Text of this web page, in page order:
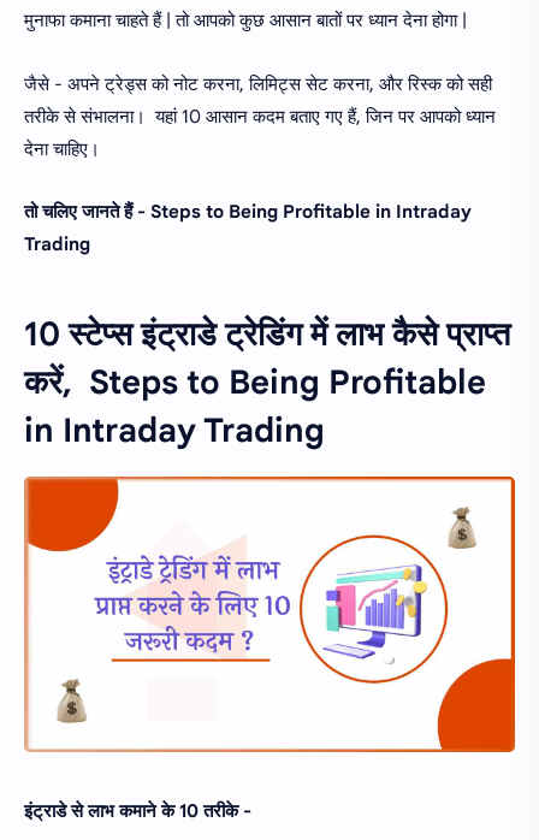
मुनाफा कमाना चाहते हैं | तो आपको कुछ आसान बातों पर ध्यान देना होगा |
जैसे - अपने ट्रेड्स को नोट करना, लिमिट्स सेट करना, और रिस्क को सही
तरीके से संभालना। यहां 10 आसान कदम बताए गए हैं, जिन पर आपको ध्यान
देना चाहिए।
तो चलिए जानते हैं - Steps to Being Profitable in Intraday
Trading
10 स्टेप्स इंट्राडे ट्रेडिंग में लाभ कैसे प्राप्त
करें, Steps to Being Profitable
in Intraday Trading
इंट्राडे से लाभ कमाने के 10 तरीके -